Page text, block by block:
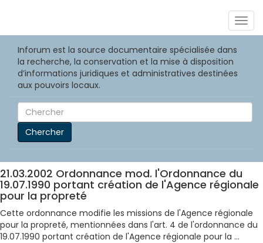
Inforum est la source documentaire spécialisée dans
la recherche, la conservation et la mise à disposition
d’informations juridiques et administratives destinées
aux pouvoirs locaux.
Chercher
21.03.2002 Ordonnance mod. l'Ordonnance du
19.07.1990 portant création de l'Agence régionale
pour la propreté
Cette ordonnance modifie les missions de l'Agence régionale
pour la propreté, mentionnées dans l'art. 4 de l'ordonnance du
19.07.1990 portant création de l'Agence régionale pour la ...